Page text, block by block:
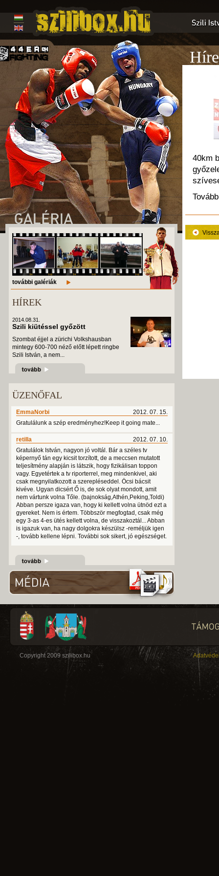
további galériák
HÍREK
2014.08.31.
Szili kiütéssel győzött
Szombat éjjel a zürichi Volkshausban
mintegy 600-700 néző előtt lépett ringbe
Szili István, a nem...
ÜZENŐFAL
2012. 07. 15.
EmmaNorbi
Gratulálunk a szép eredményhez!Keep it going mate...
2012. 07. 10.
retilla
Gratulálok István, nagyon jó voltál. Bár a széles tv
képernyő tán egy kicsit torzított, de a meccsen mutatott
teljesítmény alapján is látszik, hogy fizikálisan toppon
vagy. Egyetértek a tv riporterrel, meg mindenkivel, aki
csak megnyilatkozott a szerepléseddel. Öcsi bácsit
kivéve. Ugyan dicsért Ő is, de sok olyat mondott, amit
nem vártunk volna Tőle. (bajnokság,Athén,Peking,Toldi)
Abban persze igaza van, hogy ki kellett volna ütnöd ezt a
gyereket. Nem is értem. Többször megfogtad, csak még
egy 3-as 4-es ütés kellett volna, de visszakoztál... Abban
is igazuk van, ha nagy dolgokra készülsz -reméljük igen
-, tovább kellene lépni. További sok sikert, jó egészséget.
40km
Copyright 2009 szilibox.hu